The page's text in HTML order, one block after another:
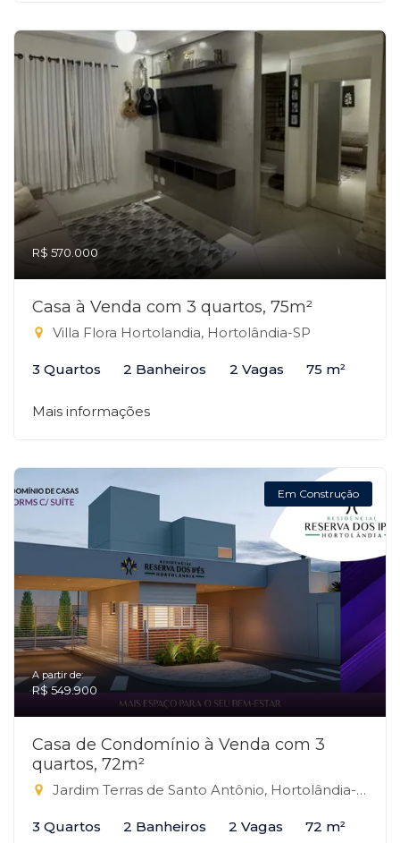
R$ 570.000
Casa à Venda com 3 quartos, 75m²
Villa Flora Hortolandia, Hortolândia-SP
3 Quartos 2 Banheiros 2 Vagas 75 m²
Mais informações
Em Construção
A partir de:
R$ 549.900
Casa de Condomínio à Venda com 3
quartos, 72m²
Jardim Terras de Santo Antônio, Hortolândia-SP
3 Quartos 2 Banheiros 2 Vagas 72 m²